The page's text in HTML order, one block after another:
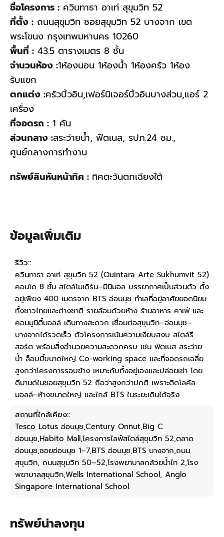
ชื่อโครงการ : ควินทาธา อาเท่ สุขุมวิท 52
ที่ตั้ง : ถนนสุขุมวิท ซอยสุขุมวิท 52 บางจาก เขต
พระโขนง กรุงเทพมหานคร 10260
พื้นที่ : 43.5 ตารางเมตร 8 ชั้น
จำนวนห้อง :1ห้องนอน 1ห้องน้ำ 1ห้องครัว 1ห้อง
รับแขก
ตกแต่ง :ครัวบิ้วอิน,เฟอร์นิเจอร์บิ้วอินบางส่วน,แอร์ 2
เครื่อง
ที่จอดรถ : 1 คัน
ส่วนกลาง :สระว่ายน้ำ, ฟิตเนส, รปภ.24 ชม.,
ศูนย์กลางการทำงาน
ทรัพย์สินหันหน้าทิศ : ทิศตะวันตกเฉียงใต้
ข้อมูลเพิ่มเติม
รีวิว::
ควินทาธา อาเท่ สุขุมวิท 52 (Quintara Arte Sukhumvit 52)
คอนโด 8 ชั้น สไตล์โมเดิร์น–มินิมอล บรรยากาศเป็นส่วนตัว ตั้ง
อยู่เพียง 400 เมตรจาก BTS อ่อนนุช ทำเลที่อยู่อาศัยยอดนิยม
ทั้งชาวไทยและต่างชาติ รายล้อมด้วยห้าง ร้านอาหาร คาเฟ่ และ
คอมมูนิตี้มอลล์ เดินทางสะดวก เชื่อมต่อสุขุมวิท–อ่อนนุช–
บางจากได้รวดเร็ว ตัวโครงการเน้นความเงียบสงบ สไตล์รี
สอร์ต พร้อมสิ่งอำนวยความสะดวกครบ เช่น ฟิตเนส สระว่าย
น้ำ ล็อบบี้ขนาดใหญ่ Co-working space และที่จอดรถเฉลี่ย
สูงกว่าโครงการรอบข้าง เหมาะกับทั้งอยู่เองและปล่อยเช่า โดย
ดีมานด์ในซอยสุขุมวิท 52 ถือว่าสูงกว่าปกติ เพราะติดโลคัล
มอลล์–ห้างขนาดใหญ่ และใกล้ BTS ในระยะเดินได้จริง
สถานที่ใกล้เคียง::
Tesco Lotus อ่อนนุช,Century Onnut,Big C
อ่อนนุช,Habito Mall,โครงการไลฟ์สไตล์สุขุมวิท 52,ตลาด
อ่อนนุช,ซอยอ่อนนุช 1–7,BTS อ่อนนุช,BTS บางจาก,ถนน
สุขุมวิท, ถนนสุขุมวิท 50–52,โรงพยาบาลกล้วยน้ำไท 2,โรง
พยาบาลสุขุมวิท,Wells International School, Anglo
Singapore International School.
ทรัพย์น่าลงทุน